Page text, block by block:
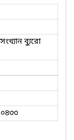
ব্যুরো